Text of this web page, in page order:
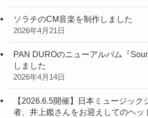
ソラチのCM音楽を制作しました
2026年4月21日
PAN DUROのニューアルバム『
しました
2026年4月14日
【2026.6.5開催】日本ミュージック
者、井上鑑さんをお迎えしてのヘッ